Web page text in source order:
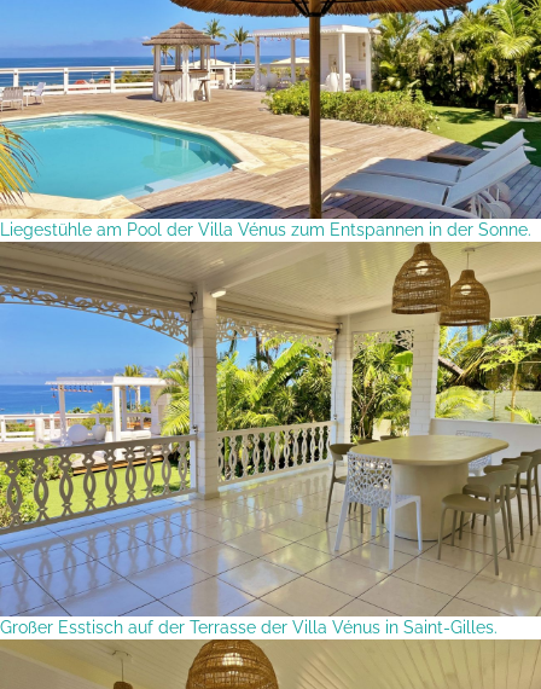
Liegestühle am Pool der Villa Vénus zum Entspannen in der Sonne.
Großer Esstisch auf der Terrasse der Villa Vénus in Saint-Gilles.